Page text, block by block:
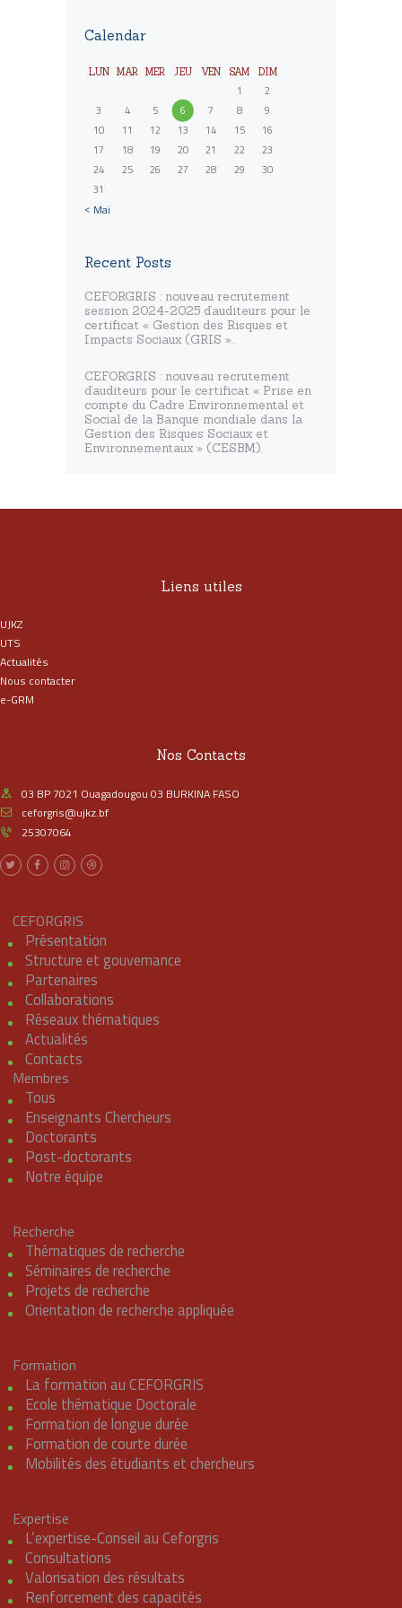
Calendar
LUN MAR MER JEU VEN SAM DIM
1
2
3
4 5 6 7 8
9
10
11 12 13 14 15
16
17
18 19 20 21 22
23
24
25 26 27 28 29
30
31
« Mai
Recent Posts
CEFORGRIS : nouveau recrutement
session 2024-2025 d’auditeurs pour le
certificat « Gestion des Risques et
Impacts Sociaux (GRIS ».
CEFORGRIS : nouveau recrutement
d’auditeurs pour le certificat « Prise en
compte du Cadre Environnemental et
Social de la Banque mondiale dans la
Gestion des Risques Sociaux et
Environnementaux » (CESBM).
Liens utiles
UJKZ
UTS
Actualités
Nous contacter
e-GRM
Nos Contacts
03 BP 7021 Ouagadougou 03 BURKINA FASO
ceforgris@ujkz.bf
25307064
CEFORGRIS
Présentation
Structure et gouvernance
Partenaires
Collaborations
Réseaux thématiques
Actualités
Contacts
Membres
Tous
Enseignants Chercheurs
Doctorants
Post-doctorants
Notre équipe
Recherche
Thématiques de recherche
Séminaires de recherche
Projets de recherche
Orientation de recherche appliquée
Formation
La formation au CEFORGRIS
Ecole thématique Doctorale
Formation de longue durée
Formation de courte durée
Mobilités des étudiants et chercheurs
Expertise
L’expertise-Conseil au Ceforgris
Consultations
Valorisation des résultats
Renforcement des capacités